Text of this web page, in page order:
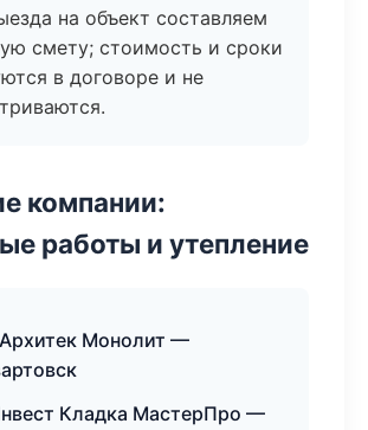
на объект составляем
смету; стоимость и сроки
в договоре и не
компании:
работы и утепление
Монолит —
Кладка МастерПро —